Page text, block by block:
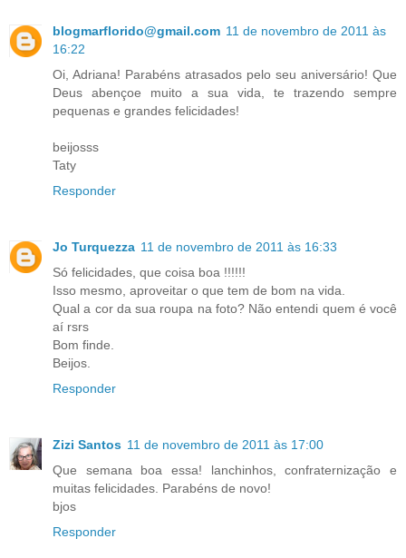
blogmarflorido@gmail.com 11 de novembro de 2011 às
16:22
Oi, Adriana! Parabéns atrasados pelo seu aniversário! Que
Deus abençoe muito a sua vida, te trazendo sempre
pequenas e grandes felicidades!
beijosss
Taty
Responder
Jo Turquezza 11 de novembro de 2011 às 16:33
Só felicidades, que coisa boa !!!!!!
Isso mesmo, aproveitar o que tem de bom na vida.
Qual a cor da sua roupa na foto? Não entendi quem é você
aí rsrs
Bom finde.
Beijos.
Responder
Zizi Santos 11 de novembro de 2011 às 17:00
Que semana boa essa! lanchinhos, confraternização e
muitas felicidades. Parabéns de novo!
bjos
Responder